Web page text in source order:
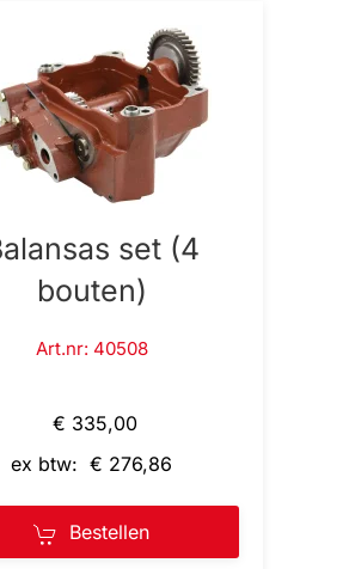
set (4
bouten)
Art.nr: 40508
€ 335,00
ex btw: € 276,86
Bestellen